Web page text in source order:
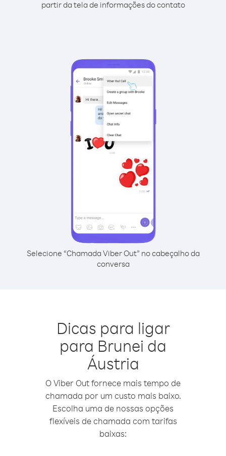
partir da tela de informações do contato
Selecione “Chamada Viber Out” no cabeçalho da
conversa
Dicas para ligar
para Brunei da
Áustria
O Viber Out fornece mais tempo de
chamada por um custo mais baixo.
Escolha uma de nossas opções
flexíveis de chamada com tarifas
baixas: